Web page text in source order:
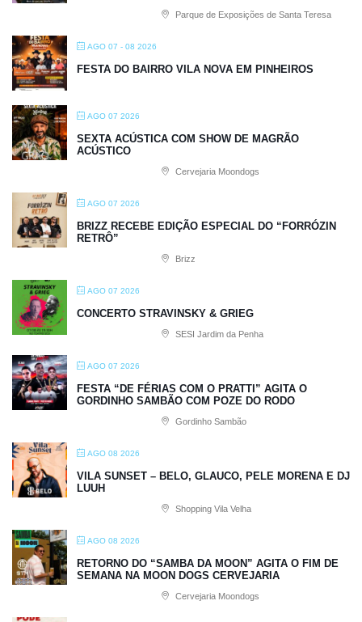
Parque de Exposições de Santa Teresa
AGO 07 - 08 2026
FESTA DO BAIRRO VILA NOVA EM PINHEIROS
AGO 07 2026
SEXTA ACÚSTICA COM SHOW DE MAGRÃO
ACÚSTICO
Cervejaria Moondogs
AGO 07 2026
BRIZZ RECEBE EDIÇÃO ESPECIAL DO “FORRÓZIN
RETRÔ”
Brizz
AGO 07 2026
CONCERTO STRAVINSKY & GRIEG
SESI Jardim da Penha
AGO 07 2026
FESTA “DE FÉRIAS COM O PRATTI” AGITA O
GORDINHO SAMBÃO COM POZE DO RODO
Gordinho Sambão
AGO 08 2026
VILA SUNSET – BELO, GLAUCO, PELE MORENA E DJ
LUUH
Shopping Vila Velha
AGO 08 2026
RETORNO DO “SAMBA DA MOON” AGITA O FIM DE
SEMANA NA MOON DOGS CERVEJARIA
Cervejaria Moondogs